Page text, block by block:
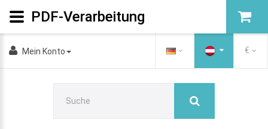
Mein Konto €
PDF-Verarbeitung